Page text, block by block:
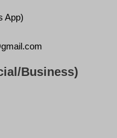
App)
Business)